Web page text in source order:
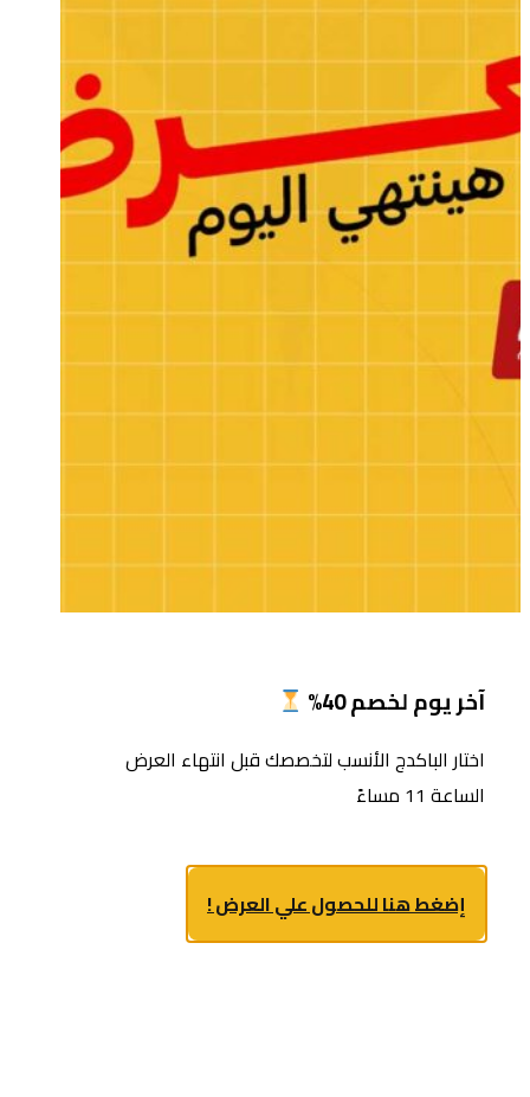
آخر يوم لخصم 40%
اختار الباكدج الأنسب لتخصصك قبل انتهاء العرض
الساعة 11 مساءً
إضغط هنا للحصول علي العرض !